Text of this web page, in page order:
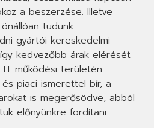
a beszerzése. Illetve
tudunk
gyártói kereskedelmi
kedvezőbb árak elérését
működési területén
piaci ismerettel bír, a
is megerősödve, abból
előnyünkre fordítani.